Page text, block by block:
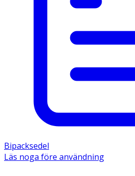
Bipacksedel
Läs noga före användning